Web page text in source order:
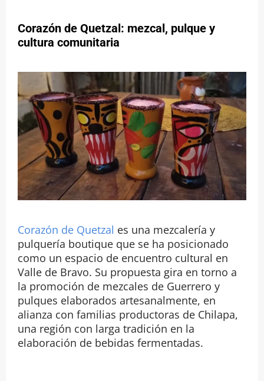
Corazón de Quetzal: mezcal, pulque y
cultura comunitaria
Corazón de Quetzal es una mezcalería y
pulquería boutique que se ha posicionado
como un espacio de encuentro cultural en
Valle de Bravo. Su propuesta gira en torno a
la promoción de mezcales de Guerrero y
pulques elaborados artesanalmente, en
alianza con familias productoras de Chilapa,
una región con larga tradición en la
elaboración de bebidas fermentadas.